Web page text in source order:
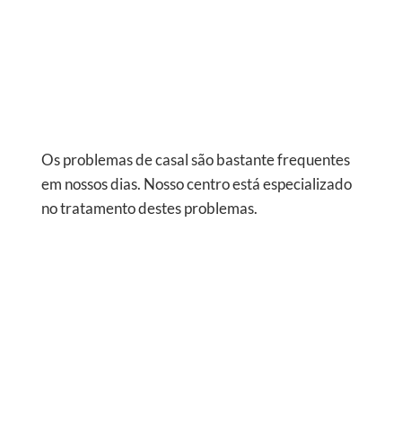
Os problemas de casal são bastante frequentes
em nossos dias. Nosso centro está especializado
no tratamento destes problemas.